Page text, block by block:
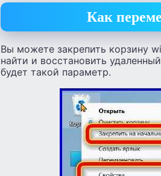
Как
Вы можете закрепить корзину
найти и восстановить
будет такой параметр.